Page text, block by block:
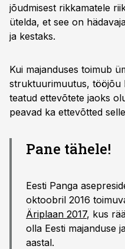
jõudmisest rikkamatele
ütelda, et see on
ja kestaks.
Kui majanduses toimub
struktuurimuutus, tööjõu
teatud ettevõtete jaoks
peavad ka ettevõtted
Pane tähele!
Eesti Panga
oktoobril 2016
Äriplaan 2017, kus
olla Eesti majanduse
aastal.